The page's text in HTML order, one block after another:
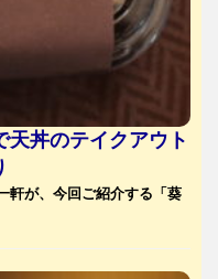
天丼のテイクアウト
軒が、今回ご紹介する「葵